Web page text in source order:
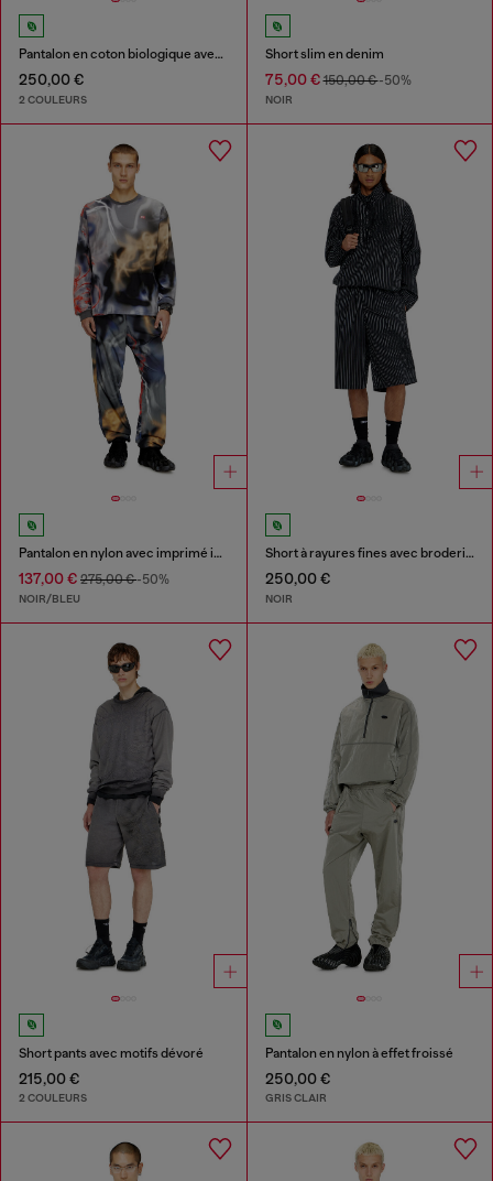
Pantalon en coton biologique avec écusson Oval D
250,00 €
2 COULEURS
Short slim en denim
75,00 €150,00 €-50%
NOIR
Pantalon en nylon avec imprimé intégral
137,00 € 275,00 €-50%
NOIR/BLEU
Short à rayures fines avec broderie Phoenix
250,00 €
NOIR
Short pants avec motifs dévoré
215,00 €
2 COULEURS
Pantalon en nylon à effet froissé
250,00 €
GRIS CLAIR